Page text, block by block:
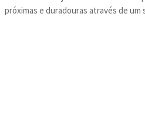
próximas e duradouras através de um